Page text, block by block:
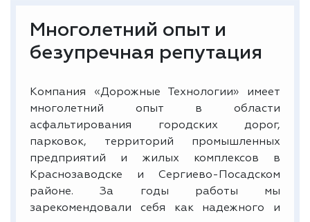
Многолетний опыт и
безупречная репутация
Компания «Дорожные Технологии» имеет
многолетний опыт в области
асфальтирования городских дорог,
парковок, территорий промышленных
предприятий и жилых комплексов в
Краснозаводске и Сергиево-Посадском
районе. За годы работы мы
зарекомендовали себя как надежного и